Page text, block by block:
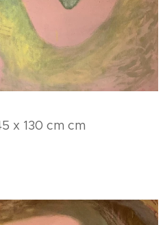
x 130 cm cm